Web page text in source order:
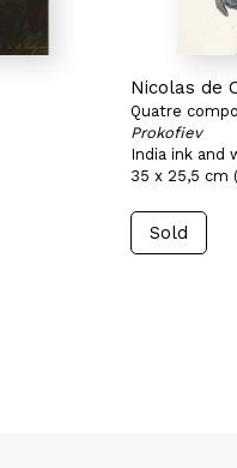
Nicolas de
Quatre
Prokofiev
India ink and
35 x 25,5 cm
Sold